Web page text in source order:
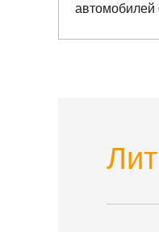
автомобилей